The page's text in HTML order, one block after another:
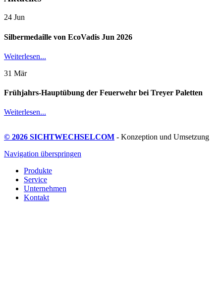
24 Jun
Silbermedaille von EcoVadis Jun 2026
Weiterlesen...
31 Mär
Frühjahrs-Hauptübung der Feuerwehr bei Treyer Paletten
Weiterlesen...
© 2026 SICHTWECHSELCOM - Konzeption und Umsetzung
Navigation überspringen
Produkte
Service
Unternehmen
Kontakt